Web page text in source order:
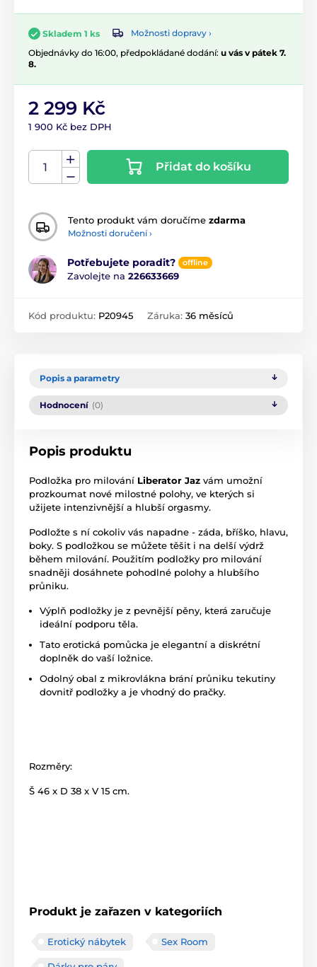
Skladem 1 ks
Možnosti dopravy ›
Objednávky do 16:00, předpokládané dodání: u vás v pátek 7.
8.
2 299 Kč
1 900 Kč bez DPH
Přidat do košíku
Tento produkt vám doručíme zdarma
Možnosti doručení ›
Potřebujete poradit? offline
Zavolejte na 226633669
Kód produktu: P20945 Záruka: 36 měsíců
Popis a parametry
Hodnocení (0)
Popis produktu
Podložka pro milování Liberator Jaz vám umožní
prozkoumat nové milostné polohy, ve kterých si
užijete intenzivnější a hlubší orgasmy.
Podložte s ní cokoliv vás napadne - záda, bříško, hlavu,
boky. S podložkou se můžete těšit i na delší výdrž
během milování. Použitím podložky pro milování
snadněji dosáhnete pohodlné polohy a hlubšího
průniku.
Výplň podložky je z pevnější pěny, která zaručuje
ideální podporu těla.
Tato erotická pomůcka je elegantní a diskrétní
doplněk do vaší ložnice.
Odolný obal z mikrovlákna brání průniku tekutiny
dovnitř podložky a je vhodný do pračky.
Rozměry:
Š 46 x D 38 x V 15 cm.
Produkt je zařazen v kategoriích
Erotický nábytek Sex Room